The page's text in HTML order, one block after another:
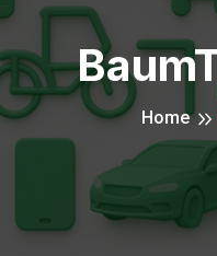
Home